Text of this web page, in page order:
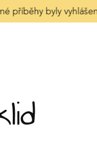
příběhy byly